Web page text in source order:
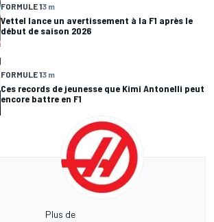
FORMULE 13 m
Vettel lance un avertissement à la F1 après le
début de saison 2026
FORMULE 13 m
Ces records de jeunesse que Kimi Antonelli peut
encore battre en F1
Plus de